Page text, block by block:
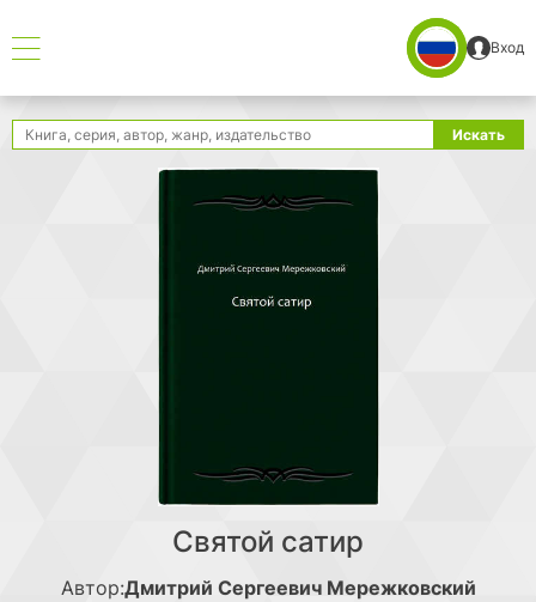
Вход
Поиск Искать
Святой сатир
Автор:Дмитрий Сергеевич Мережковский